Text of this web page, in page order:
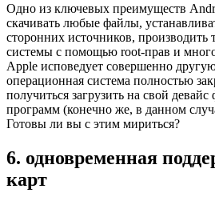
Одно из ключевых преимуществ
скачивать любые файлы,
сторонних источников, производить
системы с помощью root-прав и
Apple исповедует совершенно
операционная система полностью
получиться загрузить на свой
программ (конечно же, в данном
Готовы ли вы с этим мириться?
6. одновременная
карт